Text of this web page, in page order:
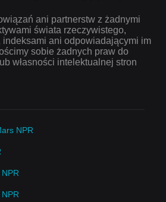
ani partnerstw z żadnymi
świata rzeczywistego,
indeksami ani odpowiadającymi im
sobie żadnych praw do
własności intelektualnej stron
NPR